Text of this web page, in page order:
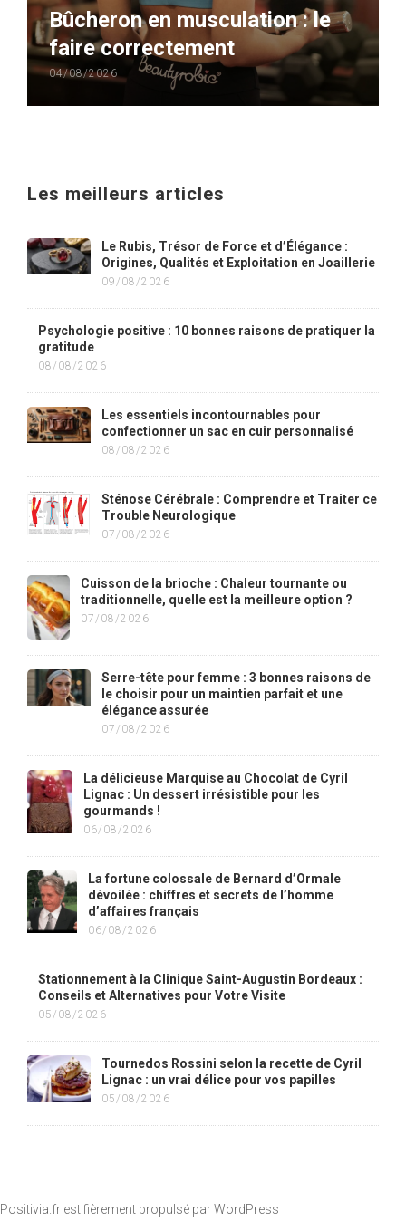
Bûcheron en musculation : le
faire correctement
04/08/2026
Les meilleurs articles
Le Rubis, Trésor de Force et d’Élégance :
Origines, Qualités et Exploitation en Joaillerie
09/08/2026
Psychologie positive : 10 bonnes raisons de pratiquer la
gratitude
08/08/2026
Les essentiels incontournables pour
confectionner un sac en cuir personnalisé
08/08/2026
Sténose Cérébrale : Comprendre et Traiter ce
Trouble Neurologique
07/08/2026
Cuisson de la brioche : Chaleur tournante ou
traditionnelle, quelle est la meilleure option ?
07/08/2026
Serre-tête pour femme : 3 bonnes raisons de
le choisir pour un maintien parfait et une
élégance assurée
07/08/2026
La délicieuse Marquise au Chocolat de Cyril
Lignac : Un dessert irrésistible pour les
gourmands !
06/08/2026
La fortune colossale de Bernard d’Ormale
dévoilée : chiffres et secrets de l’homme
d’affaires français
06/08/2026
Stationnement à la Clinique Saint-Augustin Bordeaux :
Conseils et Alternatives pour Votre Visite
05/08/2026
Tournedos Rossini selon la recette de Cyril
Lignac : un vrai délice pour vos papilles
05/08/2026
Positivia.fr est fièrement propulsé parWordPress